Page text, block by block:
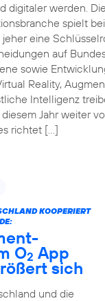
digitaler werden.
spielt
eine
auf
sowie
Reality,
Intelligenz
Jahr weiter
richtet […]
KOOPERIERT
O2 App
sich
und die